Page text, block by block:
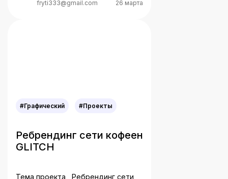
fryti333@gmail.com 26 марта
#Графический #Проекты
Ребрендинг сети кофеен
GLITCH
Тема проекта Ребрендинг сети